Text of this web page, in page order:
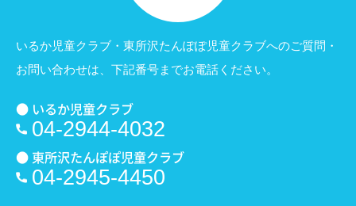
いるか児童クラブ・東所沢たんぽぽ児童クラブへのご質問・
お問い合わせは、 下記番号までお電話ください。
● いるか児童クラブ
04-2944-4032
● 東所沢たんぽぽ児童クラブ
04-2945-4450